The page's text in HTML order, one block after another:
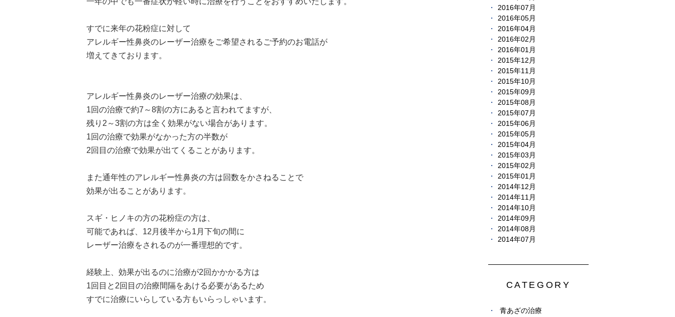
すでに来年の花粉症に対して
アレルギー性鼻炎のレーザー治療をご希望されるご予約のお電話が
増えてきております。
アレルギー性鼻炎のレーザー治療の効果は、
1回の治療で約7～8割の方にあると言われてますが、
残り2～3割の方は全く効果がない場合があります。
1回の治療で効果がなかった方の半数が
2回目の治療で効果が出てくることがあります。
また通年性のアレルギー性鼻炎の方は回数をかさねることで
効果が出ることがあります。
スギ・ヒノキの方の花粉症の方は、
可能であれば、12月後半から1月下旬の間に
レーザー治療をされるのが一番理想的です。
経験上、効果が出るのに治療が2回かかかる方は
1回目と2回目の治療間隔をあける必要があるため
すでに治療にいらしている方もいらっしゃいます。
2016年07月
2016年05月
2016年04月
2016年02月
2016年01月
2015年12月
2015年11月
2015年10月
2015年09月
2015年08月
2015年07月
2015年06月
2015年05月
2015年04月
2015年03月
2015年02月
2015年01月
2014年12月
2014年11月
2014年10月
2014年09月
2014年08月
2014年07月
CATEGORY
青あざの治療